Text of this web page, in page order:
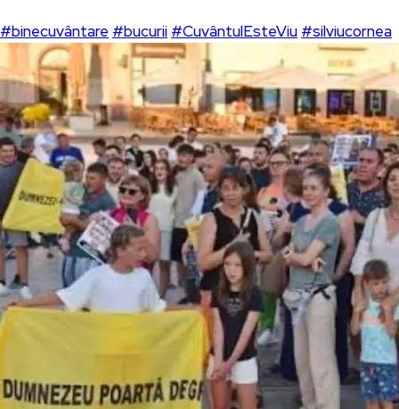
#binecuvântare #bucurii #CuvântulEsteViu #silviucornea